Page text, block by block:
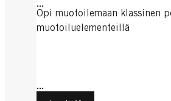
...
Opi muotoilemaan klassinen
muotoiluelementeillä
...